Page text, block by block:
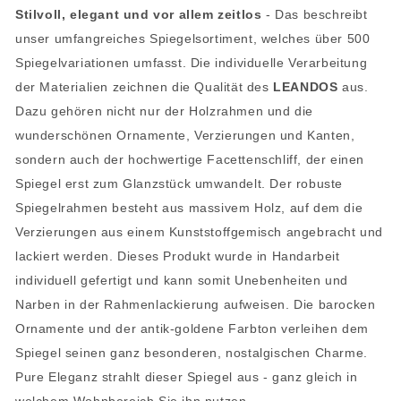
Stilvoll, elegant und vor allem zeitlos - Das beschreibt
unser umfangreiches Spiegelsortiment, welches über 500
Spiegelvariationen umfasst. Die individuelle Verarbeitung
der Materialien zeichnen die Qualität des LEANDOSaus.
Dazu gehören nicht nur der Holzrahmen und die
wunderschönen Ornamente, Verzierungen und Kanten,
sondern auch der hochwertige Facettenschliff, der einen
Spiegel erst zum Glanzstück umwandelt. Der robuste
Spiegelrahmen besteht aus massivem Holz, auf dem die
Verzierungen aus einem Kunststoffgemisch angebracht und
lackiert werden. Dieses Produkt wurde in Handarbeit
individuell gefertigt und kann somit Unebenheiten und
Narben in der Rahmenlackierung aufweisen. Die barocken
Ornamente und der antik-goldene Farbton verleihen dem
Spiegel seinen ganz besonderen, nostalgischen Charme.
Pure Eleganz strahlt dieser Spiegel aus - ganz gleich in